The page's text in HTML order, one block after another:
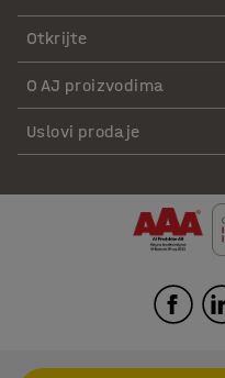
Otkrijte
O AJ proizvodima
Uslovi prodaje